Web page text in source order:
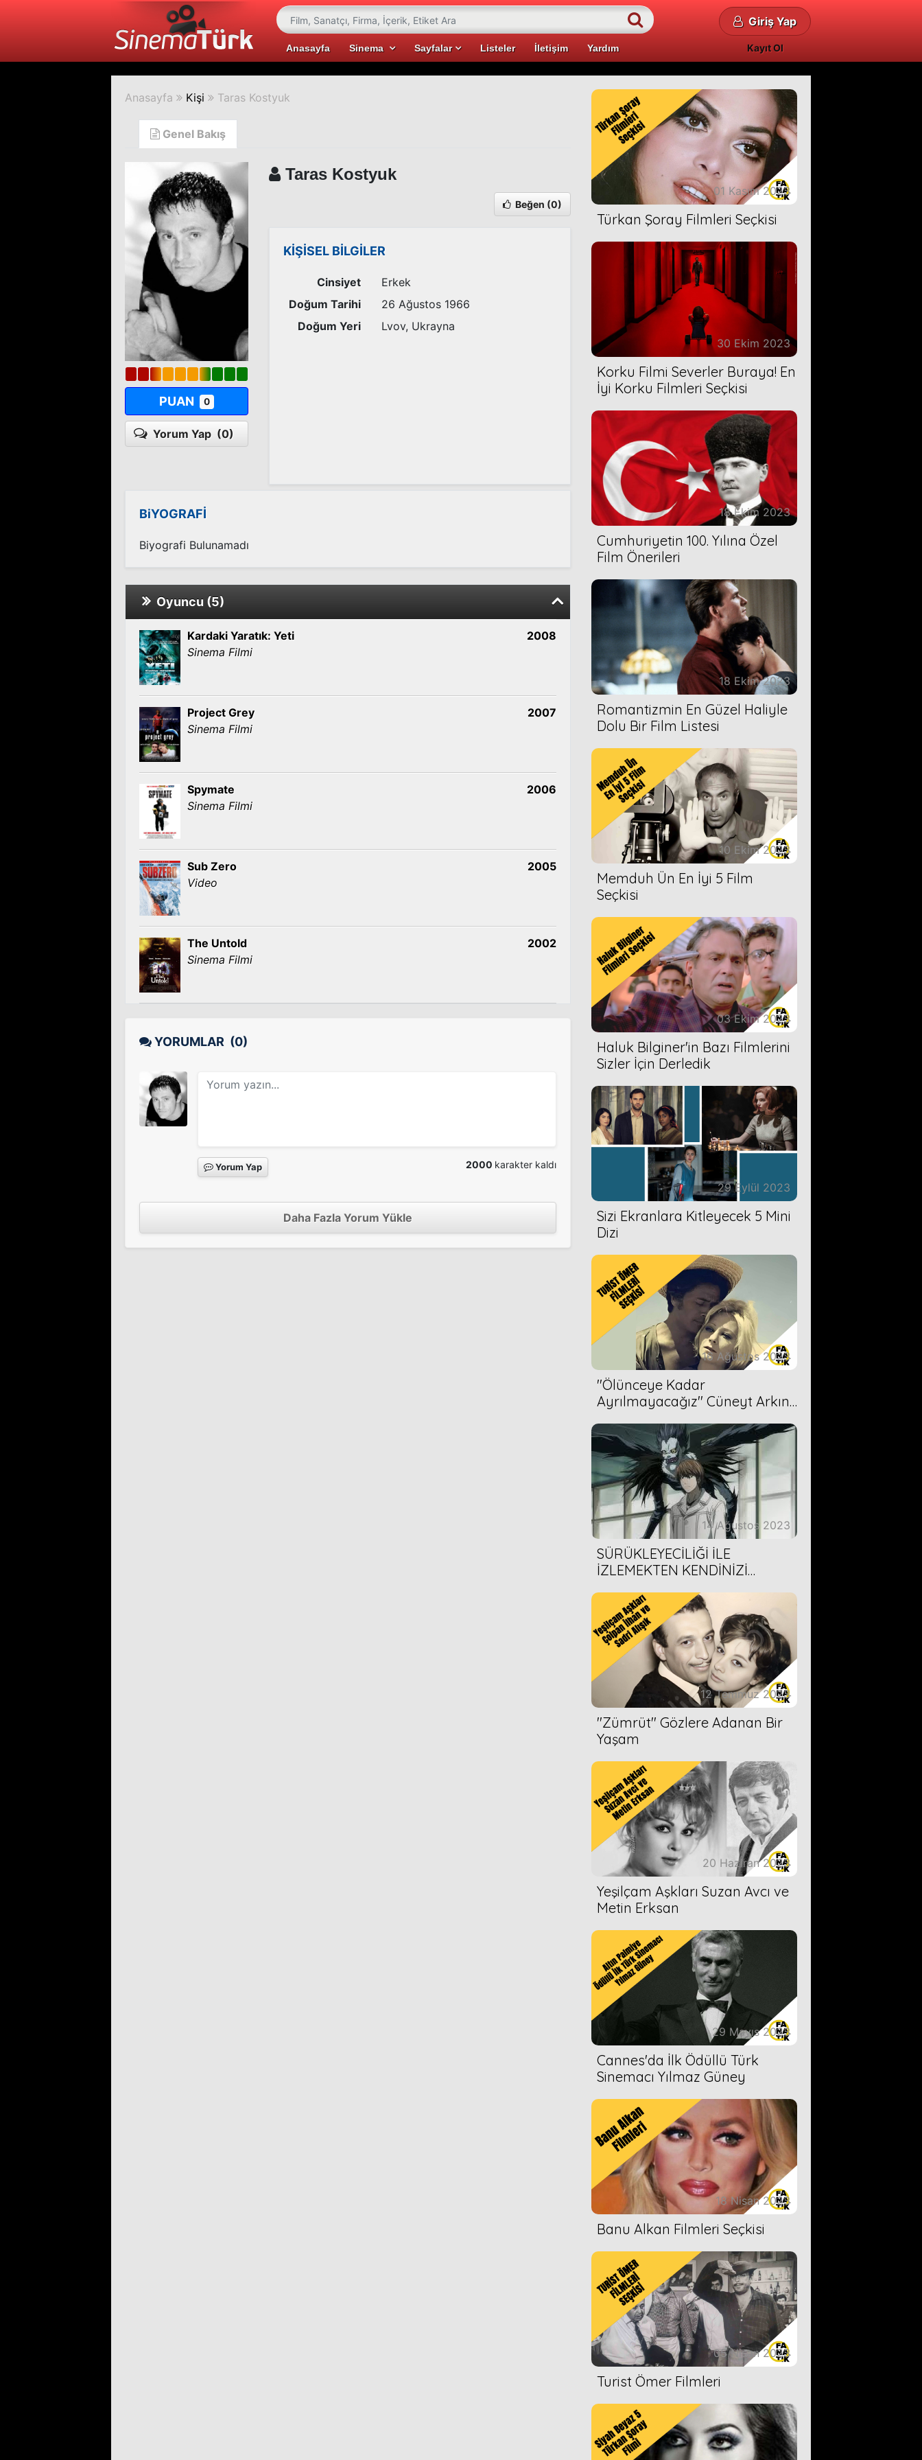
Anasayfa Sinema Sayfalar Listeler İletişim Yardım
Giriş Yap
Kayıt Ol
Anasayfa Kişi Taras Kostyuk
Genel Bakış
PUAN 0
Yorum Yap (0)
Taras Kostyuk
Beğen (0)
KİŞİSEL BİLGİLER
Cinsiyet
Erkek
Doğum Tarihi
26 Ağustos 1966
Doğum Yeri
Lvov, Ukrayna
BiYOGRAFİ
Biyografi Bulunamadı
Oyuncu (5)
Kardaki Yaratık: Yeti
Sinema Filmi
2008
Project Grey
Sinema Filmi
2007
Spymate
Sinema Filmi
2006
Sub Zero
Video
2005
The Untold
Sinema Filmi
2002
YORUMLAR (0)
Yorum Yap 2000 karakter kaldı
Daha Fazla Yorum Yükle
01 Kasım 2023
Türkan Şoray Filmleri Seçkisi
30 Ekim 2023
Korku Filmi Severler Buraya! En
İyi Korku Filmleri Seçkisi
18 Ekim 2023
Cumhuriyetin 100. Yılına Özel
Film Önerileri
18 Ekim 2023
Romantizmin En Güzel Haliyle
Dolu Bir Film Listesi
10 Ekim 2023
Memduh Ün En İyi 5 Film
Seçkisi
03 Ekim 2023
Haluk Bilginer'in Bazı Filmlerini
Sizler İçin Derledik
29 Eylül 2023
Sizi Ekranlara Kitleyecek 5 Mini
Dizi
16 Ağustos 2023
''Ölünceye Kadar
Ayrılmayacağız'' Cüneyt Arkın-
14 Ağustos 2023
SÜRÜKLEYECİLİĞİ İLE
İZLEMEKTEN KENDİNİZİ
ÖNERİMİZ
12 Temmuz 2023
''Zümrüt'' Gözlere Adanan Bir
Yaşam
20 Haziran 2023
Yeşilçam Aşkları Suzan Avcı ve
Metin Erksan
29 Mayıs 2023
Cannes'da İlk Ödüllü Türk
Sinemacı Yılmaz Güney
18 Nisan 2023
Banu Alkan Filmleri Seçkisi
05 Nisan 2023
Turist Ömer Filmleri